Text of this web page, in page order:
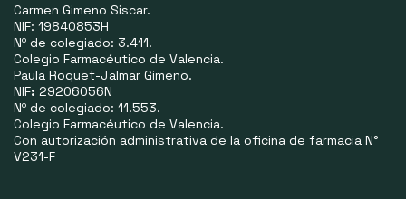
Carmen Gimeno Siscar.
NIF: 19840853H
Nº de colegiado: 3.411.
Colegio Farmacéutico de Valencia.
Paula Roquet-Jalmar Gimeno.
NIF: 29206056N
Nº de colegiado: 11.553.
Colegio Farmacéutico de Valencia.
Con autorización administrativa de la oficina de farmacia N°
V231-F